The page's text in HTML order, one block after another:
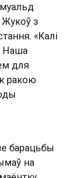
Жукоў з
«Калі
Наша
для
ракою
барацьбы
на